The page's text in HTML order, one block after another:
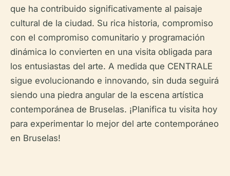
que ha contribuido significativamente al paisaje
cultural de la ciudad. Su rica historia, compromiso
con el compromiso comunitario y programación
dinámica lo convierten en una visita obligada para
los entusiastas del arte. A medida que CENTRALE
sigue evolucionando e innovando, sin duda seguirá
siendo una piedra angular de la escena artística
contemporánea de Bruselas. ¡Planifica tu visita hoy
para experimentar lo mejor del arte contemporáneo
en Bruselas!